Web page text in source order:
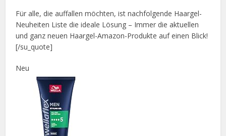
Für alle, die auffallen möchten, ist nachfolgende Haargel-
Neuheiten Liste die ideale Lösung – Immer die aktuellen
und ganz neuen Haargel-Amazon-Produkte auf einen Blick!
[/su_quote]
Neu